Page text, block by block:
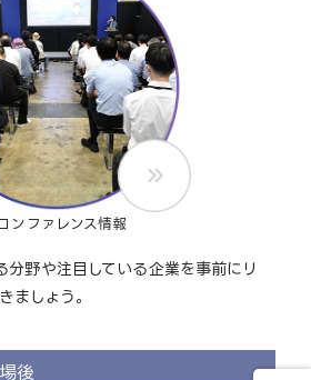
ンファレンス情報
分野や注目している企業を事前にリ
ましょう。
後